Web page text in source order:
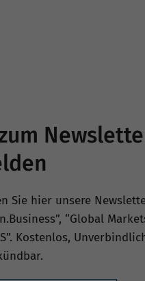
Sie hier unsere
“Global
Kostenlos,